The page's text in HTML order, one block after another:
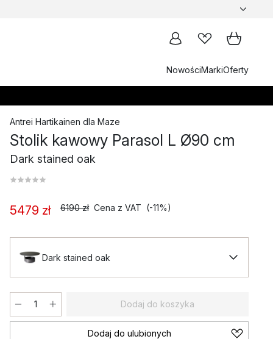
NowościMarkiOferty
Antrei Hartikainen dla Maze
Stolik kawowy Parasol L Ø90 cm
Dark stained oak
5479 zł 6190 zł Cena z VAT (-11%)
Dark stained oak
Dodaj do koszyka
Dodaj do ulubionych